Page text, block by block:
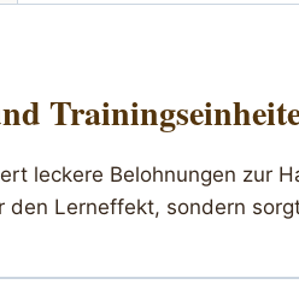
leckere Belohnungen zur
Lerneffekt, sondern